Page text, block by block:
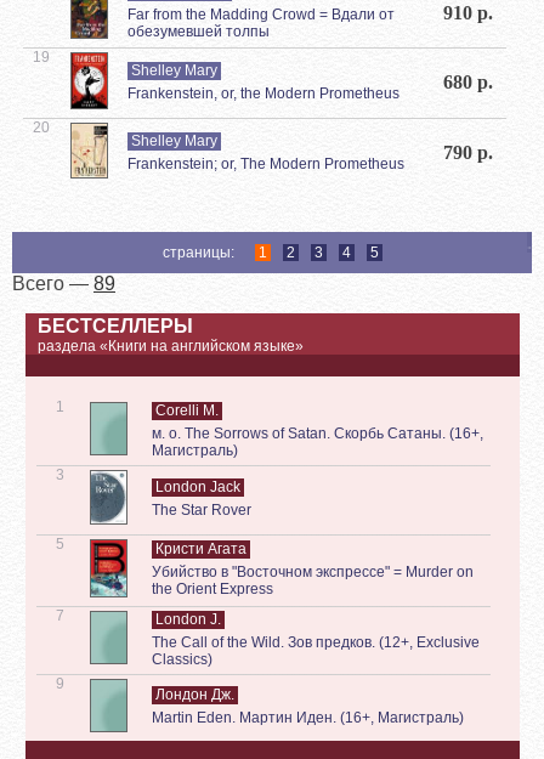
Far from the Madding Crowd = Вдали от
обезумевшей толпы
910 р.
19
Shelley Mary
Frankenstein, or, the Modern Prometheus
680 р.
20
Shelley Mary
Frankenstein; or, The Modern Prometheus
790 р.
страницы: 1 2 3 4 5
Всего — 89
БЕСТСЕЛЛЕРЫ
раздела «Книги на английском языке»
1
Corelli M.
м. о. The Sorrows of Satan. Скорбь Сатаны. (16+,
Магистраль)
3
London Jack
The Star Rover
5
Кристи Агата
Убийство в "Восточном экспрессе" = Murder on
the Orient Express
7
London J.
The Call of the Wild. Зов предков. (12+, Exclusive
Classics)
9
Лондон Дж.
Martin Eden. Мартин Иден. (16+, Магистраль)